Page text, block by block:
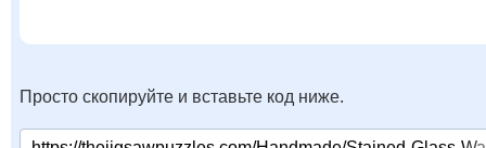
Просто скопируйте и вставьте код ниже.